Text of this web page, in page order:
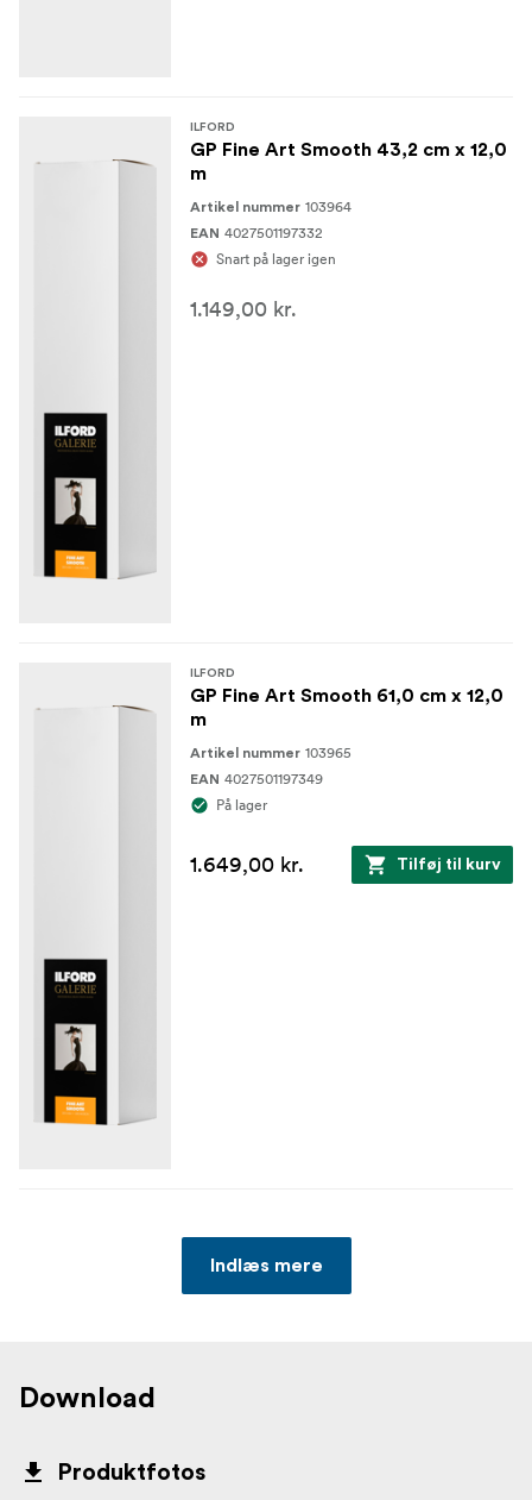
ILFORD
GP Fine Art Smooth 43,2 cm x 12,0
m
Artikel nummer 103964
EAN 4027501197332
Snart på lager igen
1.149,00 kr.
ILFORD
GP Fine Art Smooth 61,0 cm x 12,0
m
Artikel nummer 103965
EAN 4027501197349
På lager
1.649,00 kr. Tilføj til kurv
Indlæs mere
Download
Produktfotos